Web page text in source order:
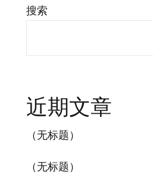
搜索
近期文章
（无标题）
（无标题）